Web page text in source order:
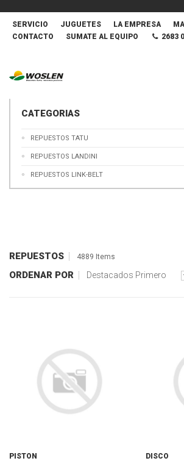
SERVICIO JUGUETES LA EMPRESA
CONTACTO
SUMATE AL EQUIPO 2683
CATEGORIAS
REPUESTOS TATU
REPUESTOS LANDINI
REPUESTOS LINK-BELT
REPUESTOS 4889 Items
ORDENAR POR Destacados Primero
PISTON DISCO